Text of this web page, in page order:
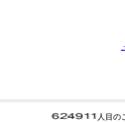
人目の